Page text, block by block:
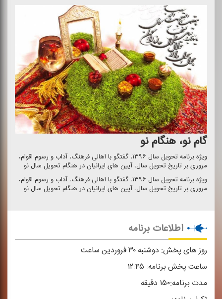
گام نو، هنگام نو
ویژه برنامه تحویل سال ۱۳۹۶، گفتگو با اهالی فرهنگ، آداب و رسوم اقوام،
مروری بر تاریخ تحویل سال، آیین های ایرانیان در هنگام تحویل سال نو
ویژه برنامه تحویل سال ۱۳۹۶، گفتگو با اهالی فرهنگ، آداب و رسوم اقوام،
مروری بر تاریخ تحویل سال، آیین های ایرانیان در هنگام تحویل سال نو
اطلاعات برنامه
روز های پخش: دوشنبه ۳۰ فروردین ساعت
ساعت پخش برنامه:
مدت برنامه:۱۵۰ دقیقه